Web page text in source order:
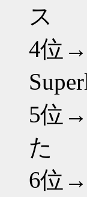
4位
5位
6位→